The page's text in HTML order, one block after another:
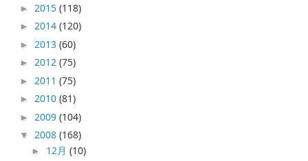
► 2015(118)
► 2014(120)
► 2013(60)
► 2012(75)
► 2011(75)
► 2010(81)
► 2009(104)
▼ 2008(168)
► 12月(10)